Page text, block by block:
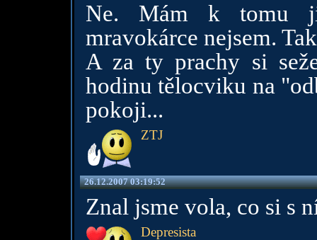
Ne. Mám k tomu
mravokárce nejsem.
A za ty prachy si
hodinu tělocviku na
pokoji...
ZTJ
26.12.2007 03:19:52
Znal jsme vola, co si s
Depresista